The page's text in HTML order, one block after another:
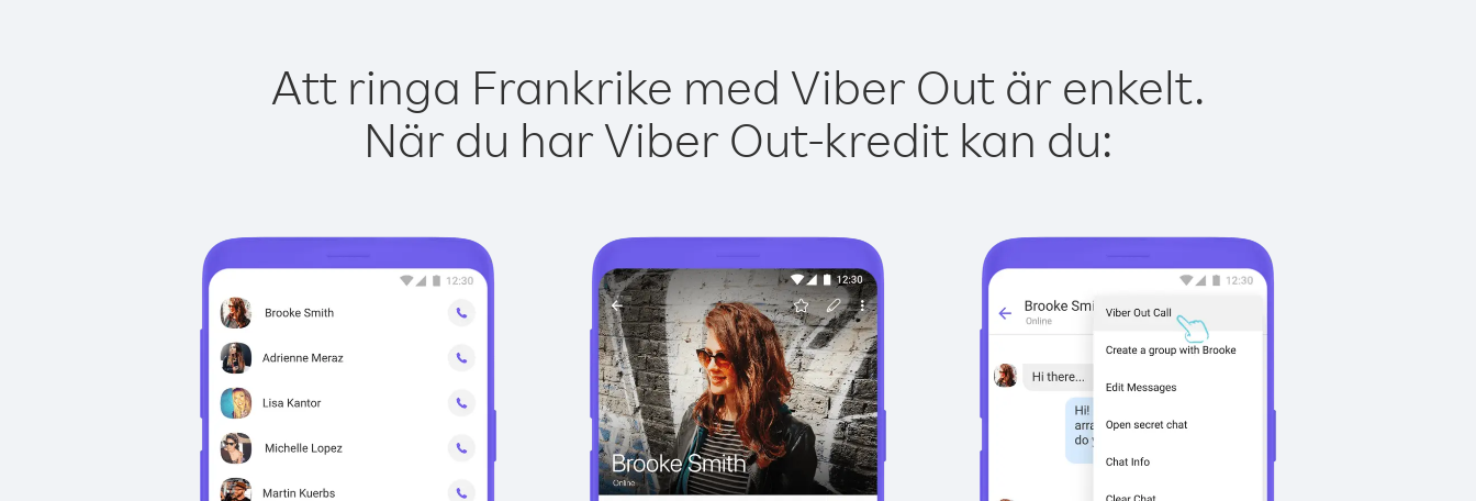
Att ringa Frankrike med Viber Out är enkelt.
När du har Viber Out-kredit kan du: